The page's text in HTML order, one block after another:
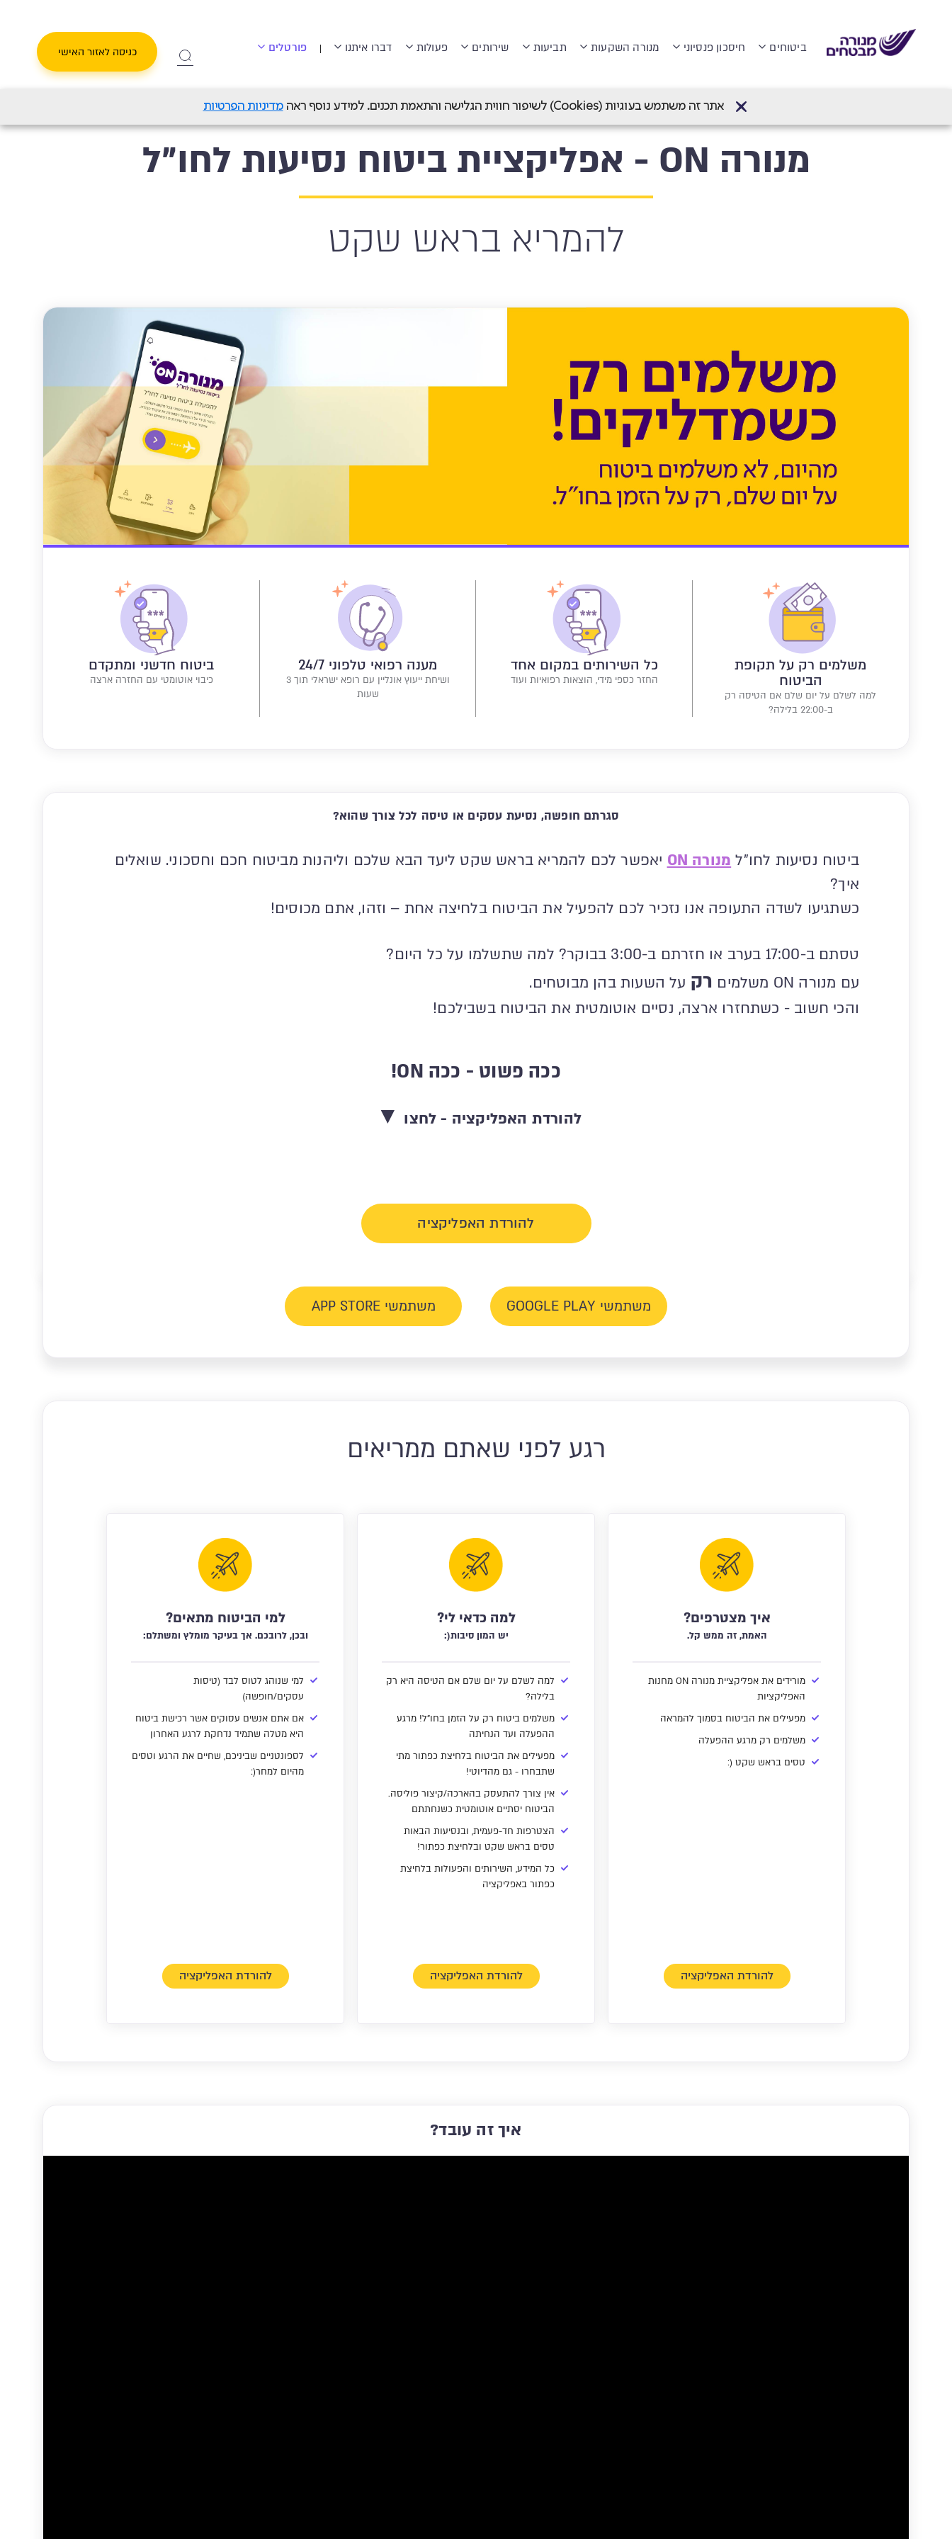
ביטוחים חיסכון פנסיוני מנורה השקעות תביעות שירותים פעולות דברו איתנו | פורטלים כניסה לאזור האישי
אתר זה משתמש בעוגיות (Cookies) לשיפור חווית הגלישה והתאמת תכנים. למידע נוסף ראה מדיניות הפרטיות > מנורה ON - אפליקציית ביטוח נסיעות לחו"ל
מנורה ON - אפליקציית ביטוח נסיעות לחו"ל
להמריא בראש שקט
משלמים רק על תקופת
הביטוח
למה לשלם על יום שלם אם הטיסה רק
ב-22:00 בלילה?
כל השירותים במקום אחד
החזר כספי מידי, הוצאות רפואיות ועוד
מענה רפואי טלפוני 24/7
ושיחת ייעוץ אונליין עם רופא ישראלי תוך 3
שעות
ביטוח חדשני ומתקדם
כיבוי אוטומטי עם החזרה ארצה
סגרתם חופשה, נסיעת עסקים או טיסה לכל צורך שהוא?
ביטוח נסיעות לחו"ל מנורה ON יאפשר לכם להמריא בראש שקט ליעד הבא שלכם וליהנות מביטוח חכם וחסכוני. שואלים
איך?
כשתגיעו לשדה התעופה אנו נזכיר לכם להפעיל את הביטוח בלחיצה אחת – וזהו, אתם מכוסים!
טסתם ב-17:00 בערב או חזרתם ב-3:00 בבוקר? למה שתשלמו על כל היום?
עם מנורה ON משלמים
רק על השעות בהן מבוטחים.
והכי חשוב - כשתחזרו ארצה, נסיים אוטומטית את הביטוח בשבילכם!
ככה פשוט - ככה ON!
להורדת האפליקציה - לחצו ▼
להורדת האפליקציה
משתמשי GOOGLE PLAY משתמשי APP STORE
רגע לפני שאתם ממריאים
איך מצטרפים?
האמת, זה ממש קל.
מורידים את אפליקציית מנורה ON מחנות
האפליקציות
מפעילים את הביטוח בסמוך להמראה
משלמים רק מרגע ההפעלה
טסים בראש שקט (:
להורדת האפליקציה
למה כדאי לי?
יש המון סיבות(:
למה לשלם על יום שלם אם הטיסה היא רק
בלילה?
משלמים ביטוח רק על הזמן בחו"ל! מרגע
ההפעלה ועד הנחיתה
מפעילים את הביטוח בלחיצת כפתור מתי
שתבחרו - גם מהדיוטי!
אין צורך להתעסק בהארכה/קיצור פוליסה.
הביטוח יסתיים אוטומטית כשנחתתם
הצטרפות חד-פעמית, ובנסיעות הבאות
טסים בראש שקט ובלחיצת כפתור!
כל המידע, השירותים והפעולות בלחיצת
כפתור באפליקציה
להורדת האפליקציה
למי הביטוח מתאים?
ובכן, לרובכם. אך בעיקר מומלץ ומשתלם:
למי שנוהג לטוס לבד (טיסות
עסקים/חופשה)
אם אתם אנשים עסוקים אשר רכישת ביטוח
היא מטלה שתמיד נדחקת לרגע האחרון
לספונטניים שביניכם, שחיים את הרגע וטסים
מהיום למחר(:
להורדת האפליקציה
איך זה עובד?